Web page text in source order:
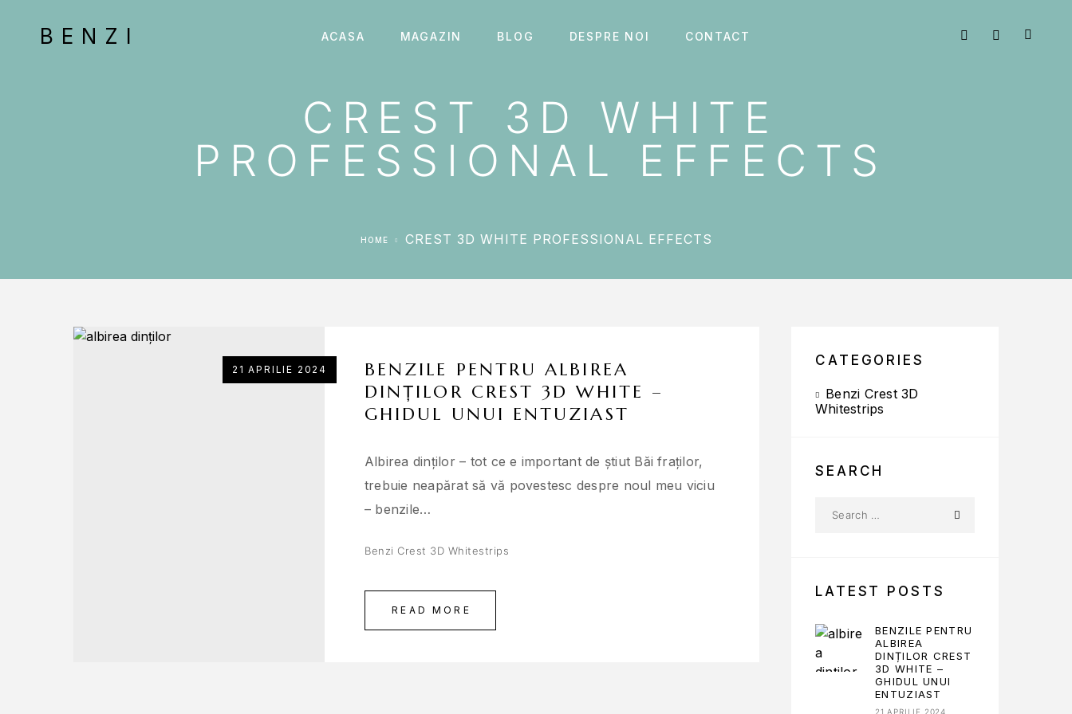
BENZI ACASA MAGAZIN BLOG DESPRE NOI CONTACT
CREST 3D WHITE
PROFESSIONAL EFFECTS
HOME CREST 3D WHITE PROFESSIONAL EFFECTS
21 APRILIE 2024
BENZILE PENTRU ALBIREA
DINȚILOR CREST 3D WHITE –
GHIDUL UNUI ENTUZIAST
Albirea dinților – tot ce e important de știut Băi fraților,
trebuie neapărat să vă povestesc despre noul meu viciu
– benzile…
Benzi Crest 3D Whitestrips
READ MORE
CATEGORIES
Benzi Crest 3D
Whitestrips
SEARCH
LATEST POSTS
BENZILE PENTRU
ALBIREA
DINȚILOR CREST
3D WHITE –
GHIDUL UNUI
ENTUZIAST
21 APRILIE 2024